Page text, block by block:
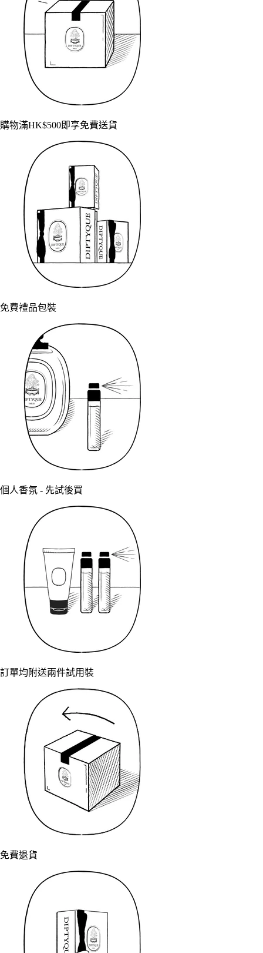
購物滿HK$500即享免費送貨
免費禮品包裝
個人香氛 - 先試後買
訂單均附送兩件試用裝
免費退貨